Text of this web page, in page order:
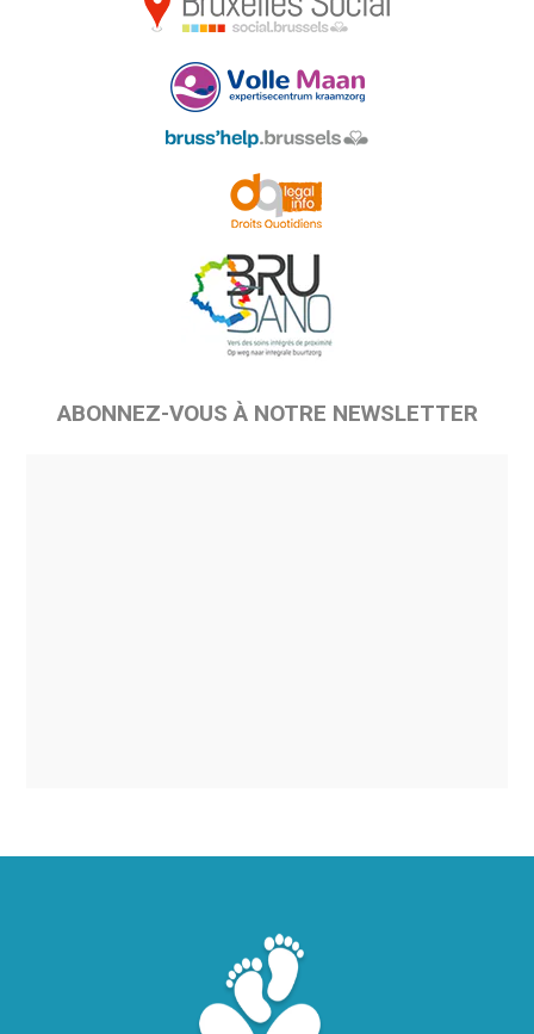
ABONNEZ-VOUS À NOTRE NEWSLETTER